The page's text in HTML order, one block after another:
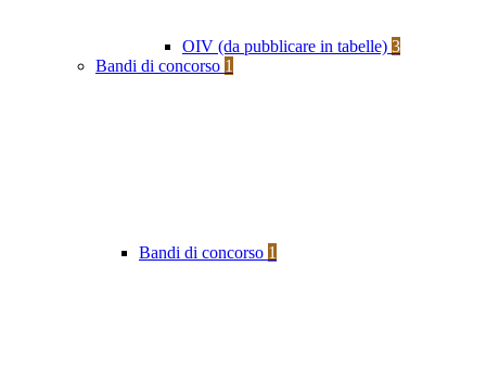
OIV (da pubblicare in tabelle) 3
Bandi di concorso 1
Bandi di concorso 1